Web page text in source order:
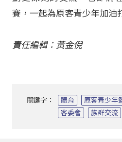
賽，一起為原客青少年加油
責任編輯：黃金倪
關鍵字： 體育 原客青少年
客委會
族群交流